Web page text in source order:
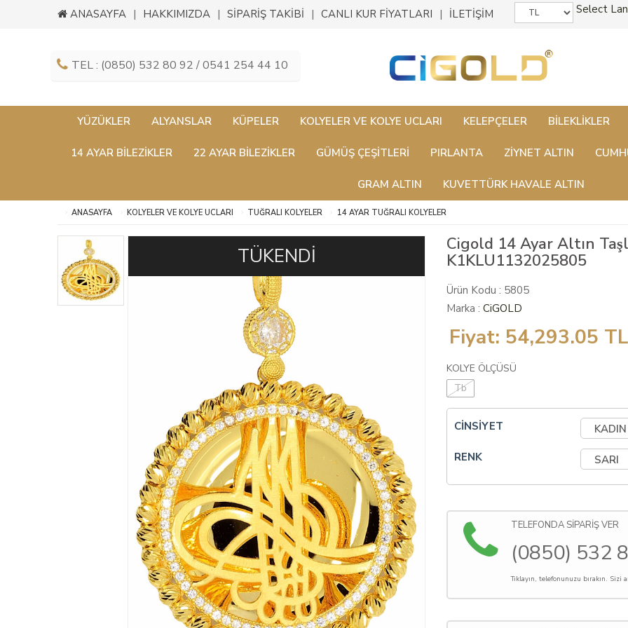
ANASAYFA HAKKIMIZDA SİPARİŞ TAKİBİ CANLI KUR FİYATLARI İLETİŞİM Select
TEL : (0850) 532 80 92 / 0541 254 44 10
YÜZÜKLER ALYANSLAR KÜPELER KOLYELER VE KOLYE UCLARI KELEPÇELER BILEKLIKLER
14 AYAR BILEZIKLER 22 AYAR BILEZIKLER GÜMÜŞ ÇEŞITLERI PIRLANTA ZİYNET ALTIN
GRAM ALTIN KUVETTÜRK HAVALE ALTIN
ANASAYFA KOLYELER VE KOLYE UCLARI TUĞRALI KOLYELER 14 AYAR TUĞRALI KOLYELER
TÜKENDİ
Cigold 14 Ayar Altın
K1KLU1132025805
Ürün Kodu : 5805
Marka : CiGOLD
Fiyat: 54,293.05 TL
KOLYE ÖLÇÜSÜ
Tb
CİNSİYET
RENK
TELEFONDA SİPARİŞ VER
(0850) 532
Tıklayın, telefonunuzu bırakın. Sizi